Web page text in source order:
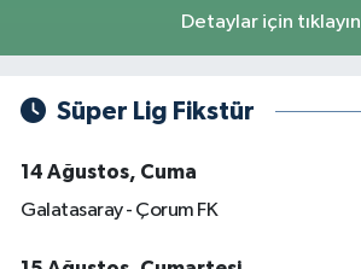
Detaylar için tıklayın
Süper Lig Fikstür
14 Ağustos, Cuma
Galatasaray - Çorum FK